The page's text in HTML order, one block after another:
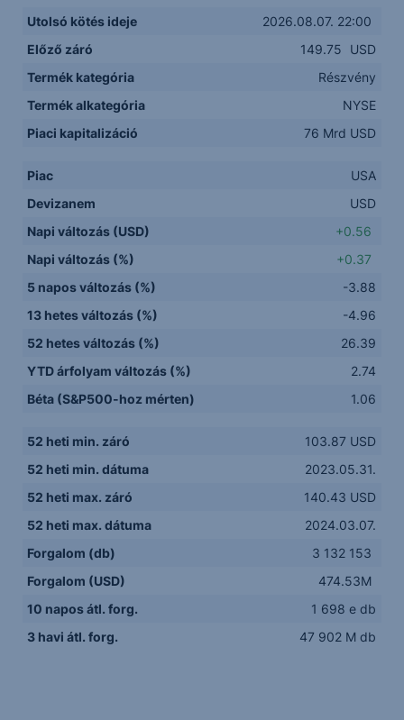
Utolsó kötés ideje
2026.08.07. 22:00
Előző záró
149.75
USD
Termék kategória
Részvény
Termék alkategória
NYSE
Piaci kapitalizáció
76 Mrd USD
Piac
USA
Devizanem
USD
Napi változás (USD)
+0.56
Napi változás (%)
+0.37
5 napos változás (%)
-3.88
13 hetes változás (%)
-4.96
52 hetes változás (%)
26.39
YTD árfolyam változás (%)
2.74
Béta (S&P500-hoz mérten)
1.06
52 heti min. záró
103.87 USD
52 heti min. dátuma
2023.05.31.
52 heti max. záró
140.43 USD
52 heti max. dátuma
2024.03.07.
Forgalom (db)
3 132 153
Forgalom (USD)
474.53M
10 napos átl. forg.
1 698 e db
3 havi átl. forg.
47 902 M db